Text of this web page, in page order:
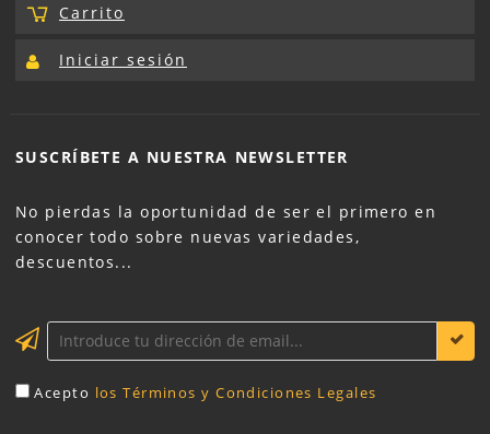
Carrito
Iniciar sesión
SUSCRÍBETE A NUESTRA NEWSLETTER
No pierdas la oportunidad de ser el primero en
conocer todo sobre nuevas variedades,
descuentos...
Acepto los Términos y Condiciones Legales